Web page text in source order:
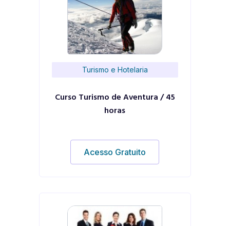
Turismo e Hotelaria
Curso Turismo de Aventura / 45
horas
Acesso Gratuito